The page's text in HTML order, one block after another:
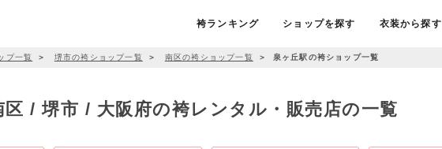
袴ランキング ショップを探す 衣装から探す
プ一覧 ＞ 堺市の袴ショップ一覧 ＞ 南区の袴ショップ一覧 ＞ 泉ヶ丘駅の袴ショップ一覧
/ 堺市 / 大阪府の袴レンタル・販売店の一覧